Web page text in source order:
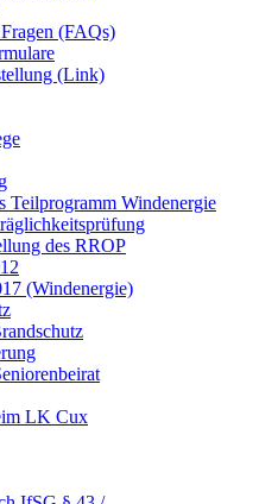
(FAQs)
(Link)
Teilprogramm Windenergie
des RROP
(Windenergie)
LK Cux